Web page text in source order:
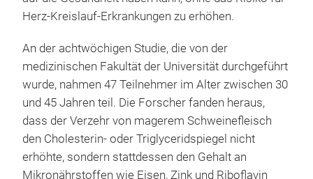
Herz-Kreislauf-Erkrankungen zu erhöhen.
An der achtwöchigen Studie, die von der
medizinischen Fakultät der Universität durchgeführt
wurde, nahmen 47 Teilnehmer im Alter zwischen 30
und 45 Jahren teil. Die Forscher fanden heraus,
dass der Verzehr von magerem Schweinefleisch
den Cholesterin- oder Triglyceridspiegel nicht
erhöhte, sondern stattdessen den Gehalt an
Mikronährstoffen wie Eisen, Zink und Riboflavin